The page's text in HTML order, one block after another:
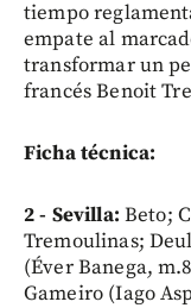
tiempo
empate al
transformar un
francés Benoit
Ficha técnica:
2 - Sevilla: Beto;
Tremoulinas;
(Éver Banega,
Gameiro (Iago